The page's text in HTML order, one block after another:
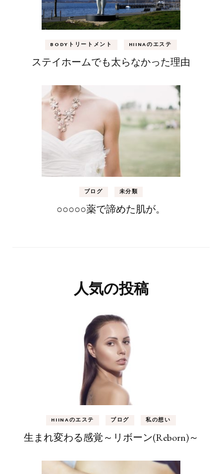
BODYトリートメント HIINAのエステ
ステイホームでも太らなかった理由
ブログ 未分類
○○○○○薬で諦めた肌が。
人気の投稿
HIINAのエステ ブログ 私の想い
生まれ変わる感覚～リボーン(Reborn)～